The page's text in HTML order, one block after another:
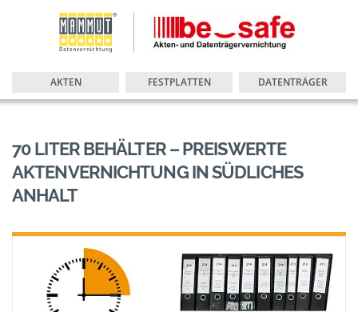
AKTEN FESTPLATTEN DATENTRÄGER
70 LITER BEHÄLTER – PREISWERTE
AKTENVERNICHTUNG IN SÜDLICHES
ANHALT